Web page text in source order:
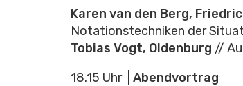
Karen van den Berg,
Notationstechniken der
Tobias Vogt, Oldenburg //
18.15 Uhr | Abendvortrag